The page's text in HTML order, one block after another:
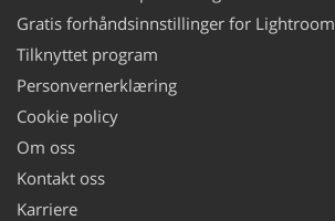
Gratis forhåndsinnstillinger for Lightroom
Tilknyttet program
Personvernerklæring
Cookie policy
Om oss
Kontakt oss
Karriere